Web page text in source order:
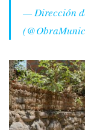
— Dirección